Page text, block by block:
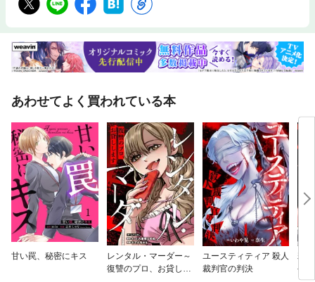
あわせてよく買われている本
甘い罠、秘密にキス
レンタル・マーダー～
復讐のプロ、お貸しし
ユースティティア 殺人
裁判官の判決
若
令